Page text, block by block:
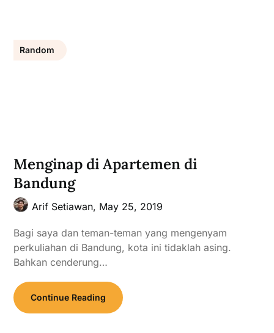
Random
Menginap di Apartemen di
Bandung
Arif Setiawan, May 25, 2019
Bagi saya dan teman-teman yang mengenyam
perkuliahan di Bandung, kota ini tidaklah asing.
Bahkan cenderung…
Continue Reading